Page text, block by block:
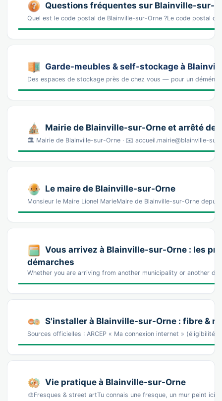
Questions fréquentes sur Blainville-sur-
Quel est le code postal de Blainville-sur-Orne ?Le code postal
Garde-meubles & self-stockage à
Des espaces de stockage près de chez vous — pour un
Mairie de Blainville-sur-Orne et arrêté de
🏛️ Mairie de Blainville-sur-Orne · ✉️ accueil.mairie@blainville-
Le maire de Blainville-sur-Orne
Monsieur le Maire Lionel MarieMaire de Blainville-sur-Orne
Vous arrivez à Blainville-sur-Orne : les
démarches
Whether you are arriving from another municipality or another
S'installer à Blainville-sur-Orne : fibre &
Sources officielles : ARCEP « Ma connexion internet » (éligibilité
Vie pratique à Blainville-sur-Orne
🎨Fresques & street artTu connais une fresque, un mur peint ici